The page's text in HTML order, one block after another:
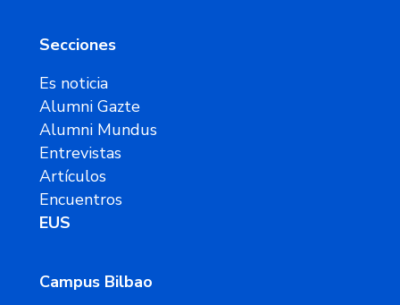
Secciones
Es noticia
Alumni Gazte
Alumni Mundus
Entrevistas
Artículos
Encuentros
EUS
Campus Bilbao